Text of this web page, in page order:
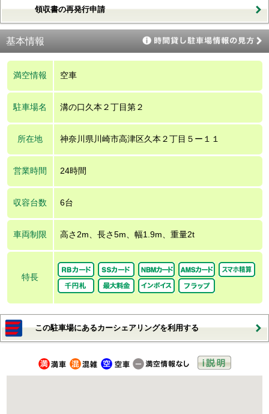
領収書の再発行申請
基本情報
満空情報 空車
駐車場名 溝の口久本２丁目第２
所在地 神奈川県川崎市高津区久本２丁目５ー１１
営業時間 24時間
収容台数 6台
車両制限 高さ2m、長さ5m、幅1.9m、重量2t
特長
この駐車場にあるカーシェアリングを利用する